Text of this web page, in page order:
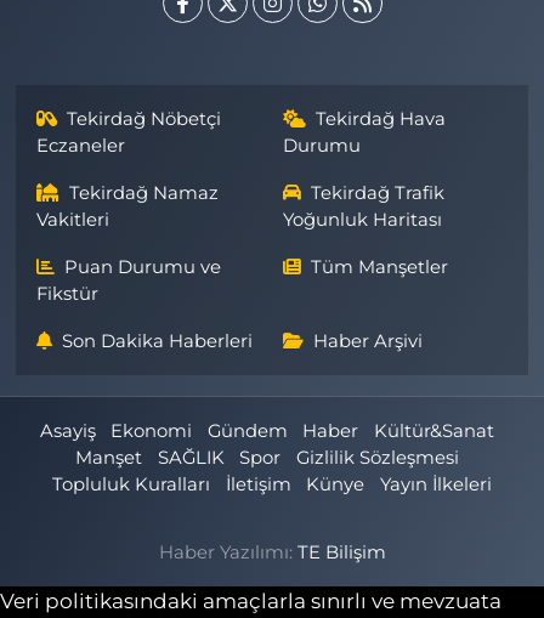
Tekirdağ Nöbetçi
Eczaneler
Tekirdağ Hava
Durumu
Tekirdağ Namaz
Vakitleri
Tekirdağ Trafik
Yoğunluk Haritası
Puan Durumu ve
Fikstür
Tüm Manşetler
Son Dakika Haberleri Haber Arşivi
Asayiş Ekonomi Gündem Haber
Kültür&Sanat
Manşet
SAĞLIK Spor
Gizlilik Sözleşmesi
Topluluk Kuralları
İletişim Künye Yayın İlkeleri
Haber Yazılımı: TE Bilişim
Veri politikasındaki amaçlarla sınırlı ve mevzuata